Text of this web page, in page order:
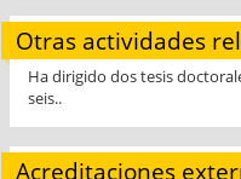
Otras actividades
Ha dirigido dos tesis
seis..
Acreditaciones